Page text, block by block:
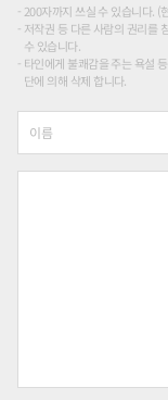
200자까지 쓰실 수 있습니다.
저작권 등 다른 사람의 권리를
수 있습니다.
타인에게 불쾌감을 주는 욕설
단에 의해 삭제 합니다.